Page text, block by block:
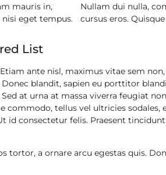
mauris in,
eget tempus.
Nullam dui nulla,
cursus eros.
List
Etiam ante nisl, maximus vitae sem
Donec blandit, sapien eu porttitor
Sed at urna at massa viverra feugiat non
tellus vel ultricies sodales,
id consectetur felis. Praesent
tortor, a ornare arcu egestas quis.